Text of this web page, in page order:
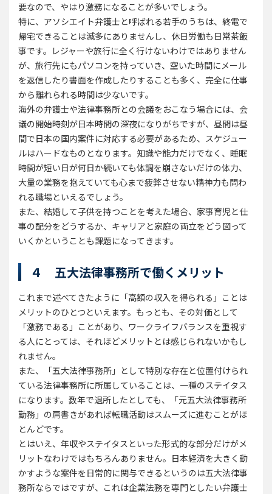
要なので、やはり激務になることが多いでしょう。
特に、アソシエイト弁護士と呼ばれる若手のうちは、終電で
帰宅できることは滅多にありませんし、休日労働も日常茶飯
事です。レジャーや旅行に全く行けないわけではありません
が、旅行先にもパソコンを持っていき、空いた時間にメール
を返信したり書面を作成したりすることも多く、完全に仕事
から離れられる時間は少ないです。
海外の弁護士や法律事務所との会議をおこなう場合には、会
議の開始時刻が日本時間の深夜になりがちですが、昼間は昼
間で日本の国内案件に対応する必要があるため、スケジュー
ルはハードなものとなります。知識や能力だけでなく、睡眠
時間が短い日が何日か続いても体調を崩さないだけの体力、
大量の業務を抱えていても心まで疲弊させない精神力も問わ
れる職場といえるでしょう。
また、結婚して子供を持つことを考えた場合、家事育児と仕
事の配分をどうするか、キャリアと家庭の両立をどう図って
いくかということも課題になってきます。
４ 五大法律事務所で働くメリット
これまで述べてきたように「高額の収入を得られる」ことは
メリットのひとつといえます。もっとも、その対価として
「激務である」ことがあり、ワークライフバランスを重視す
る人にとっては、それほどメリットとは感じられないかもし
れません。
また、「五大法律事務所」として特別な存在と位置付けられ
ている法律事務所に所属していることは、一種のステイタス
になります。数年で退所したとしても、「元五大法律事務所
勤務」の肩書きがあれば転職活動はスムーズに進むことがほ
とんどです。
とはいえ、年収やステイタスといった形式的な部分だけがメ
リットなわけではもちろんありません。日本経済を大きく動
かすような案件を日常的に関与できるというのは五大法律事
務所ならではですが、これは企業法務を専門としたい弁護士